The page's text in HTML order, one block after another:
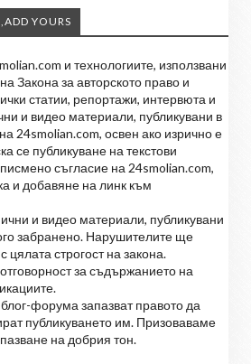
YOURS
и технологиите, използвани
Закона за авторското право и
статии, репортажи, интервюта и
и видео материали, публикувани в
24smolian.com, освен ако изрично е
се публикуване на текстови
съгласие на 24smolian.com,
и добавяне на линк към
и видео материали, публикувани
забранено. Нарушителите ще
цялата строгост на закона.
за съдържанието на
форума запазват правото да
публикуването им. Призоваваме
на добрия тон.